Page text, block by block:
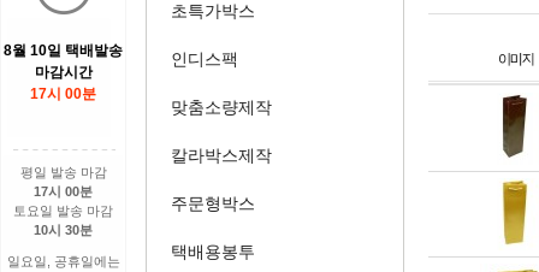
8월 10일 택배발송
마감시간
17시 00분
평일 발송 마감
17시 00분
토요일 발송 마감
10시 30분
일요일, 공휴일에는
초특가박스
인디스팩
맞춤소량제작
칼라박스제작
주문형박스
택배용봉투